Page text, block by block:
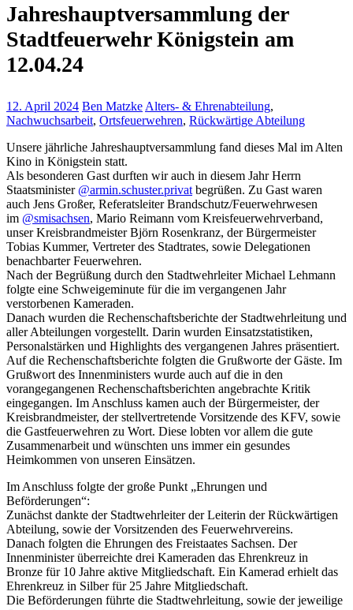
Jahreshauptversammlung der
Stadtfeuerwehr Königstein am
12.04.24
12. April 2024 Ben Matzke Alters- & Ehrenabteilung,
Nachwuchsarbeit, Ortsfeuerwehren, Rückwärtige Abteilung
Unsere jährliche Jahreshauptversammlung fand dieses Mal im Alten
Kino in Königstein statt.
Als besonderen Gast durften wir auch in diesem Jahr Herrn
Staatsminister @armin.schuster.privat begrüßen. Zu Gast waren
auch Jens Großer, Referatsleiter Brandschutz/Feuerwehrwesen
im @smisachsen, Mario Reimann vom Kreisfeuerwehrverband,
unser Kreisbrandmeister Björn Rosenkranz, der Bürgermeister
Tobias Kummer, Vertreter des Stadtrates, sowie Delegationen
benachbarter Feuerwehren.
Nach der Begrüßung durch den Stadtwehrleiter Michael Lehmann
folgte eine Schweigeminute für die im vergangenen Jahr
verstorbenen Kameraden.
Danach wurden die Rechenschaftsberichte der Stadtwehrleitung und
aller Abteilungen vorgestellt. Darin wurden Einsatzstatistiken,
Personalstärken und Highlights des vergangenen Jahres präsentiert.
Auf die Rechenschaftsberichte folgten die Grußworte der Gäste. Im
Grußwort des Innenministers wurde auch auf die in den
vorangegangenen Rechenschaftsberichten angebrachte Kritik
eingegangen. Im Anschluss kamen auch der Bürgermeister, der
Kreisbrandmeister, der stellvertretende Vorsitzende des KFV, sowie
die Gastfeuerwehren zu Wort. Diese lobten vor allem die gute
Zusammenarbeit und wünschten uns immer ein gesundes
Heimkommen von unseren Einsätzen.
Im Anschluss folgte der große Punkt „Ehrungen und
Beförderungen“:
Zunächst dankte der Stadtwehrleiter der Leiterin der Rückwärtigen
Abteilung, sowie der Vorsitzenden des Feuerwehrvereins.
Danach folgten die Ehrungen des Freistaates Sachsen. Der
Innenminister überreichte drei Kameraden das Ehrenkreuz in
Bronze für 10 Jahre aktive Mitgliedschaft. Ein Kamerad erhielt das
Ehrenkreuz in Silber für 25 Jahre Mitgliedschaft.
Die Beförderungen führte die Stadtwehrleitung, sowie der jeweilige